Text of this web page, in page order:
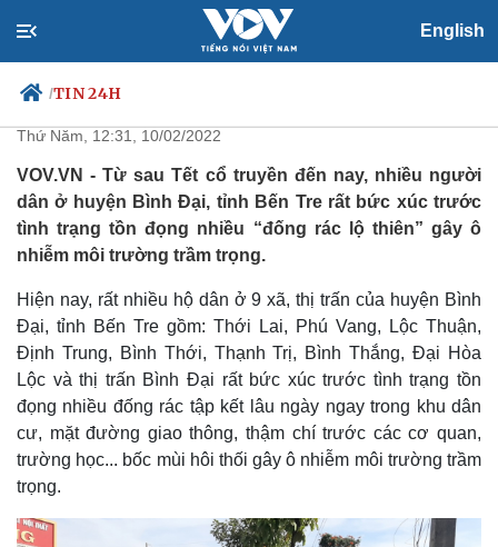
English
/TIN 24H
Chính trị
Đảng
Tổ chức nhân sự
Nhận diện sự thật
Xã hội
Tin 24h
Dấu ấn VOV
Việc làm
Biển đảo
Người dân Bến Tre bức xúc vì rác
thải chất đống sau Tết
Thứ Năm, 12:31, 10/02/2022
VOV.VN - Từ sau Tết cổ truyền đến nay, nhiều người
dân ở huyện Bình Đại, tỉnh Bến Tre rất bức xúc trước
tình trạng tồn đọng nhiều “đống rác lộ thiên” gây ô
nhiễm môi trường trầm trọng.
Hiện nay, rất nhiều hộ dân ở 9 xã, thị trấn của huyện Bình
Đại, tỉnh Bến Tre gồm: Thới Lai, Phú Vang, Lộc Thuận,
Định Trung, Bình Thới, Thạnh Trị, Bình Thắng, Đại Hòa
Lộc và thị trấn Bình Đại rất bức xúc trước tình trạng tồn
đọng nhiều đống rác tập kết lâu ngày ngay trong khu dân
cư, mặt đường giao thông, thậm chí trước các cơ quan,
trường học... bốc mùi hôi thối gây ô nhiễm môi trường trầm
trọng.